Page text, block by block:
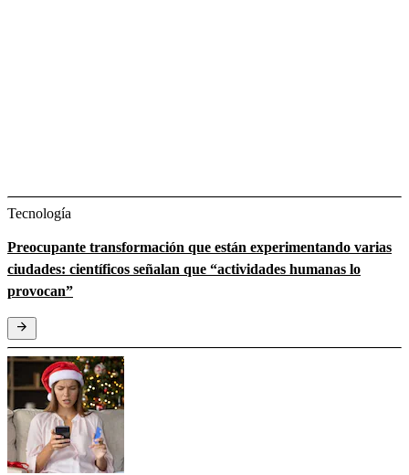
Tecnología
Preocupante transformación que están experimentando varias
ciudades: científicos señalan que “actividades humanas lo
provocan”